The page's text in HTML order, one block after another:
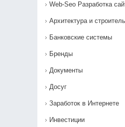
Web-Seo Разработка
Архитектура и
Банковские системы
Бренды
Документы
Досуг
Заработок в Интернете
Инвестиции